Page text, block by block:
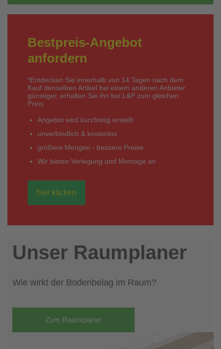
Bestpreis-Angebot
anfordern
*Entdecken Sie innerhalb von 14 Tagen nach dem
Kauf denselben Artikel bei einem anderen Anbieter
günstiger, erhalten Sie ihn bei L&P zum gleichen
Preis.
Angebot wird kurzfristig erstellt
unverbindlich & kostenlos
größere Mengen - bessere Preise
Wir bieten Verlegung und Montage an
hier klicken
Unser Raumplaner
Wie wirkt der Bodenbelag im Raum?
Zum Raumplaner